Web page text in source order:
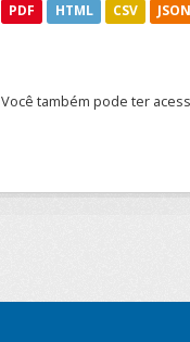
PDF HTML CSV JSON
Você também pode ter